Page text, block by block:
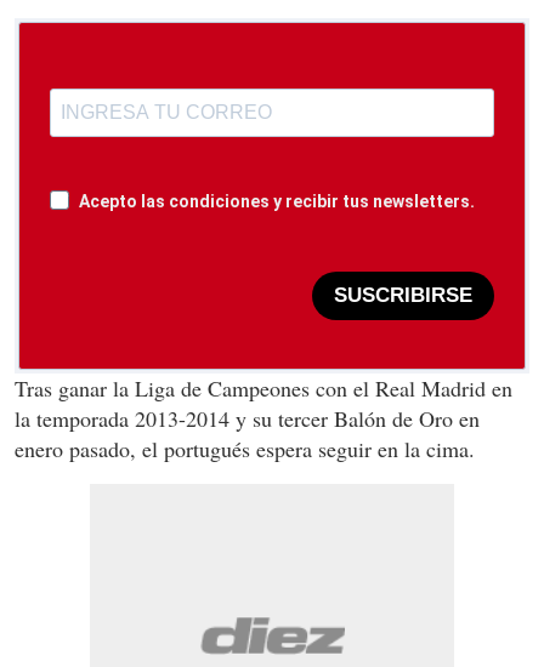
Acepto las condiciones y recibir tus newsletters.
SUSCRIBIRSE
Tras ganar la Liga de Campeones con el Real Madrid en
la temporada 2013-2014 y su tercer Balón de Oro en
enero pasado, el portugués espera seguir en la cima.